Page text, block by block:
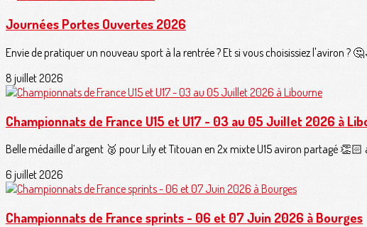
Journées Portes Ouvertes 2026
Envie de pratiquer un nouveau sport à la rentrée ? Et si vous choisissiez l'aviron ?
8 juillet 2026
Championnats de France U15 et U17 - 03 au 05 Juillet 2026 à
Belle médaille d’argent 🥈 pour Lily et Titouan en 2x mixte U15 aviron partagé 👏🏻
6 juillet 2026
Championnats de France sprints - 06 et 07 Juin 2026 à Bourges